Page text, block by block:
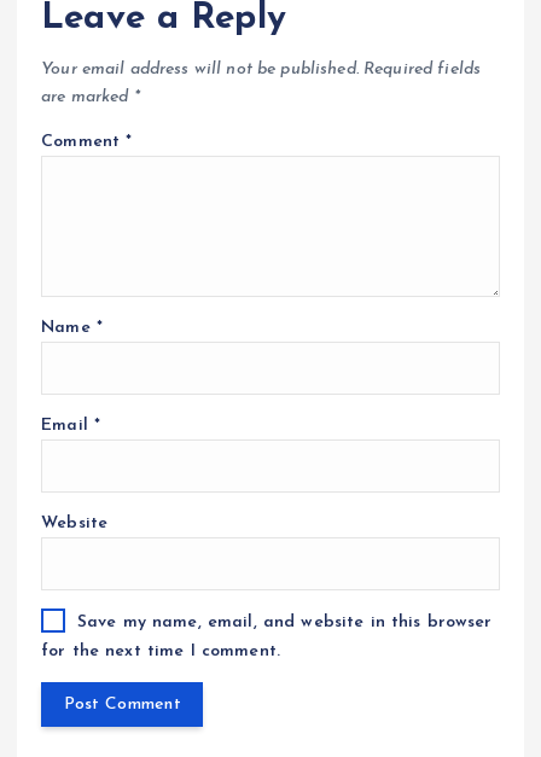
Leave a Reply
Your email address will not be published. Required fields
are marked *
Comment*
Name *
Email *
Website
Save my name, email, and website in this browser
for the next time I comment.